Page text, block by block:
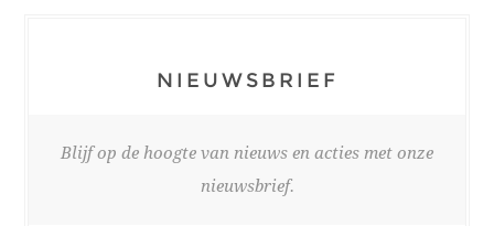
NIEUWSBRIEF
Blijf op de hoogte van nieuws en acties met onze
nieuwsbrief.